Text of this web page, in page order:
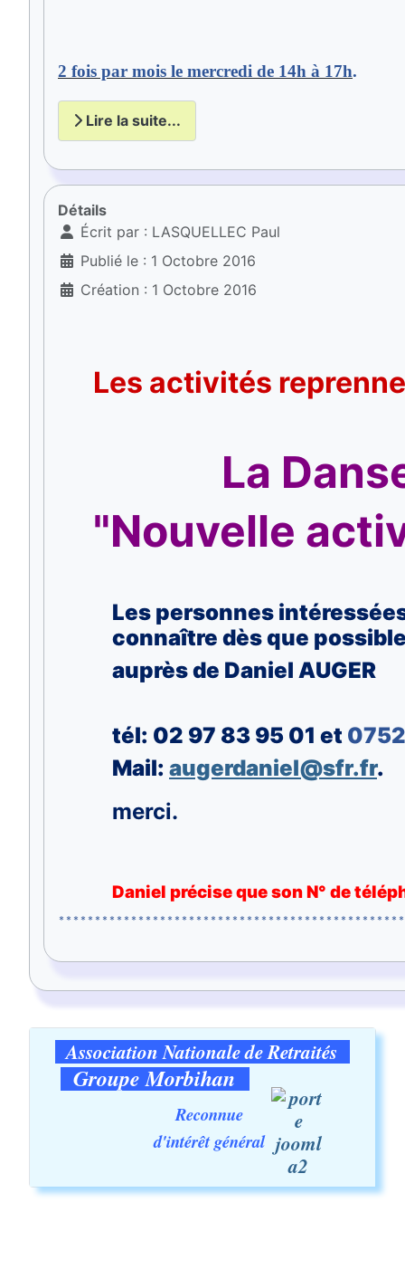
2 fois par mois le mercredi de 14h à 17h.
Lire la suite...
Détails
Écrit par : LASQUELLEC Paul
Publié le : 1 Octobre 2016
Création : 1 Octobre 2016
Les activités
La
"Nouvelle
Les personnes
connaître dès que
auprès de Daniel AUGER
tél: 02 97 83 95 01 et
Mail: augerdaniel@sfr.fr.
merci.
Daniel précise que son N° de
Association Nationale de Retraités
Groupe Morbihan
Reconnue
d'intérêt général